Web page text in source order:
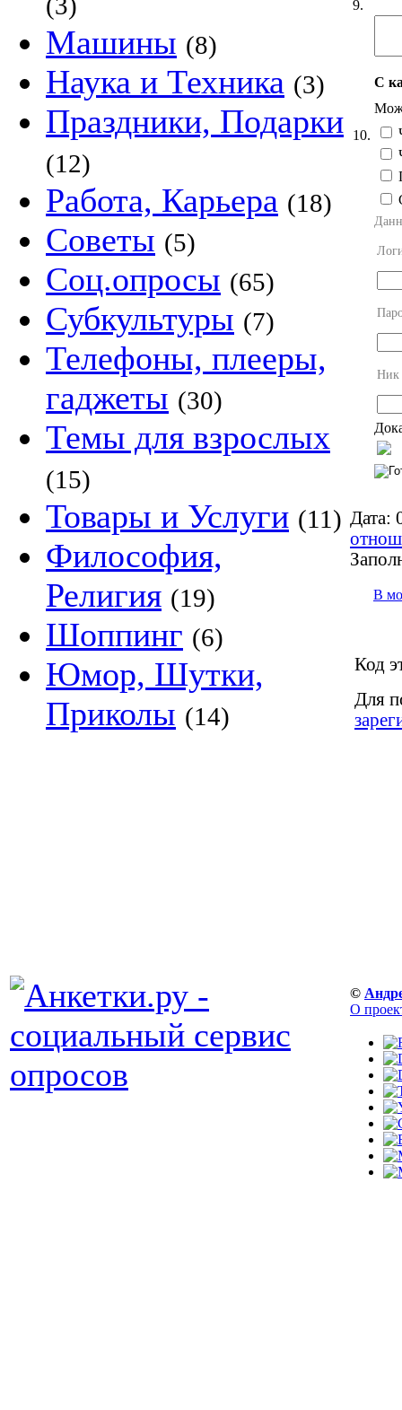
Машины (8)
Наука и Техника (3)
Праздники, Подарки
(12)
Работа, Карьера (18)
Советы (5)
Соц.опросы (65)
Субкультуры (7)
Телефоны, плееры,
гаджеты (30)
Темы для взрослых
(15)
Товары и Услуги (11)
Философия,
Религия (19)
Шоппинг (6)
Юмор, Шутки,
Приколы (14)
9.
10.
С
Ник
Дата:
В
Код
Для
©
О